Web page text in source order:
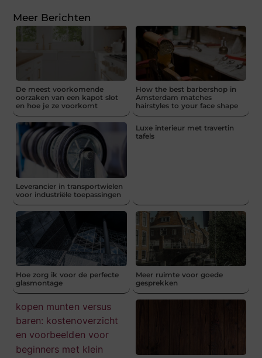
Meer Berichten
De meest voorkomende
oorzaken van een kapot slot
en hoe je ze voorkomt
How the best barbershop in
Amsterdam matches
hairstyles to your face shape
Leverancier in transportwielen
voor industriële toepassingen
Luxe interieur met travertin
tafels
Hoe zorg ik voor de perfecte
glasmontage
Meer ruimte voor goede
gesprekken